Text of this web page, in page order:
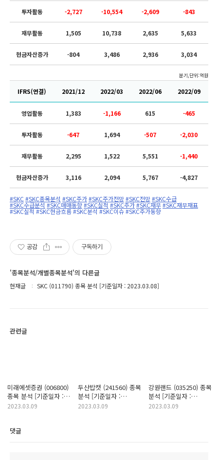
투자활동 -2,727 -10,554 -2,609 -843
재무활동 1,505 10,738 2,635 5,633
현금자산증가 -804 3,486 2,936 3,034
분기,단위:억원
IFRS(연결) 2021/12 2022/03 2022/06 2022/09
영업활동 1,383 -1,166 615 -465
투자활동 -647 1,694 -507 -2,030
재무활동 2,295 1,522 5,551 -1,440
현금자산증가 3,116 2,094 5,767 -4,827
#SKC #SKC종목분석 #SKC주가#SKC주가전망#SKC전망#SKC수급
#SKC수급분석#SKC매매동향#SKC실적#SKC주가#SKC재무#SKC재무재표
#SKC실적#SKC현금흐름#SKC분석#SKC이슈#SKC주가동향
공감 구독하기
'종목분석/개별종목분석'의 다른글
현재글 SKC (011790) 종목 분석 [기준일자 : 2023.03.08]
관련글
미래에셋증권 (006800)
종목 분석 [기준일자 :
2023.03.08]
2023.03.09
두산밥캣 (241560) 종목
분석 [기준일자 :
2023.03.08]
2023.03.09
강원랜드 (035250) 종목
분석 [기준일자 :
2023.03.08]
2023.03.09
댓글